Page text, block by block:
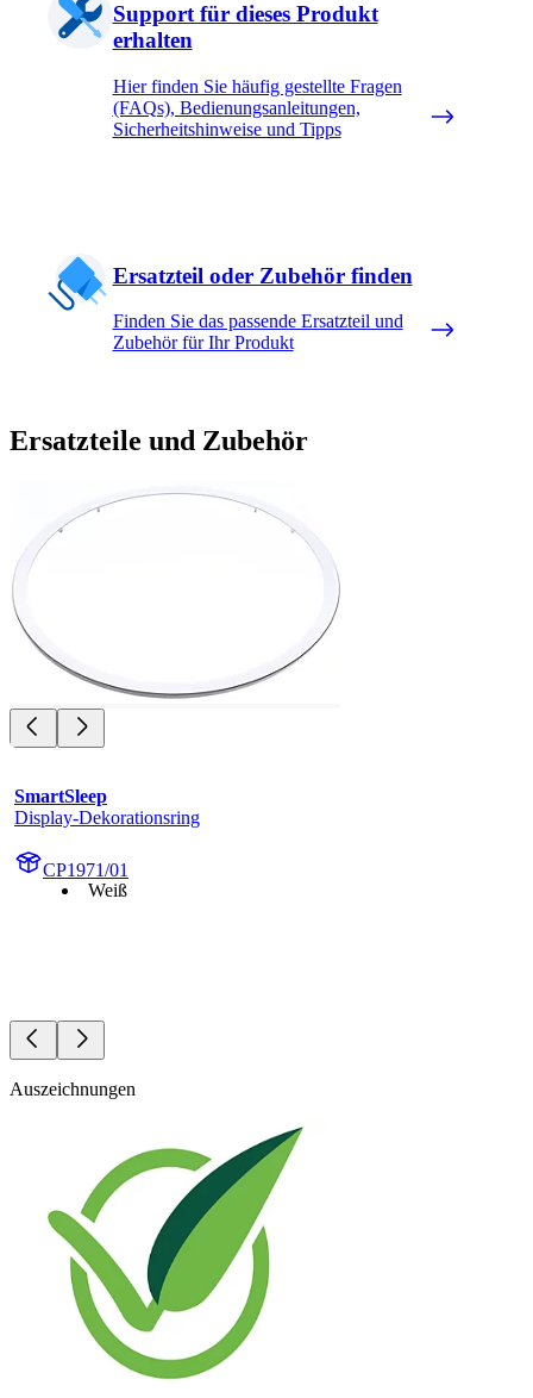
Support für dieses Produkt
erhalten
Hier finden Sie häufig gestellte Fragen
(FAQs), Bedienungsanleitungen,
Sicherheitshinweise und Tipps
Ersatzteil oder Zubehör finden
Finden Sie das passende Ersatzteil und
Zubehör für Ihr Produkt
Ersatzteile und Zubehör
SmartSleep
Display-Dekorationsring
CP1971/01
Weiß
Auszeichnungen